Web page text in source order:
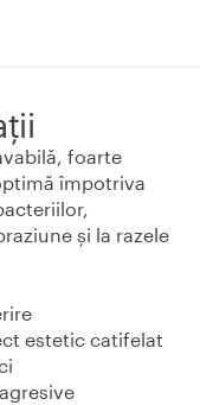
foarte
împotriva
şi la razele
estetic catifelat